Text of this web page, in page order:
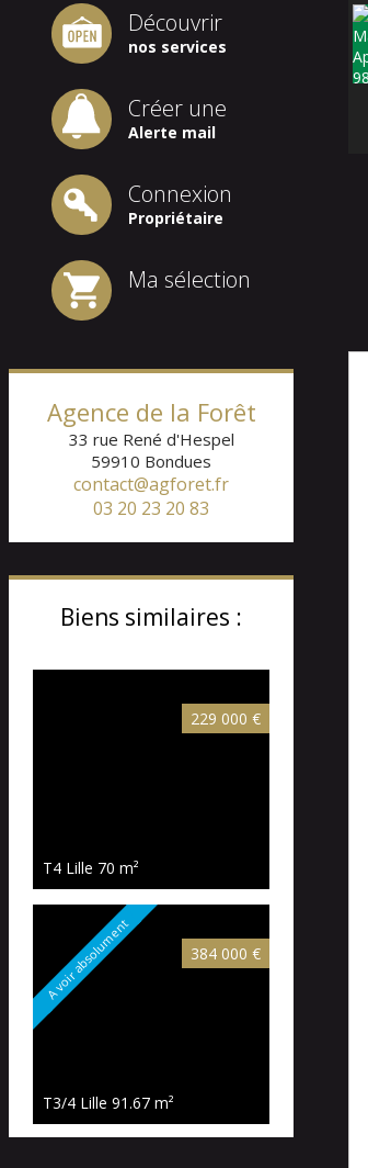
Découvrir
nos services
Créer une
Alerte mail
Connexion
Propriétaire
Ma sélection
Agence de la Forêt
33 rue René d'Hespel
59910 Bondues
contact@agforet.fr
03 20 23 20 83
Biens similaires :
229 000 €
T4 Lille 70 m²
A voir absolument 384 000 €
T3/4 Lille 91.67 m²